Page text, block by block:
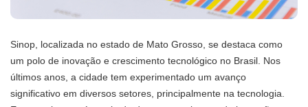
Sinop, localizada no estado de Mato Grosso, se destaca como
um polo de inovação e crescimento tecnológico no Brasil. Nos
últimos anos, a cidade tem experimentado um avanço
significativo em diversos setores, principalmente na tecnologia.